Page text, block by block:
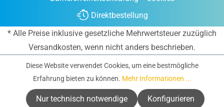
Direktbestellung
* Alle Preise inklusive gesetzliche Mehrwertsteuer zuzüglich
Versandkosten, wenn nicht anders beschrieben.
Diese Website verwendet Cookies, um eine bestmögliche
Erfahrung bieten zu können. Mehr Informationen ...
Nur technisch notwendige Konfigurieren